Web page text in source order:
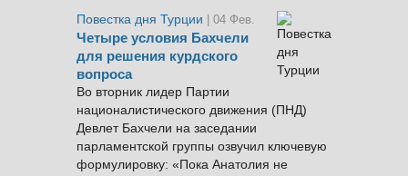
Повестка дня Турции
| 04 Фев.
Четыре условия Бахчели
для решения курдского
вопроса
Во вторник лидер Партии
националистического движения (ПНД)
Девлет Бахчели на заседании
парламентской группы озвучил ключевую
формулировку: «Пока Анатолия не